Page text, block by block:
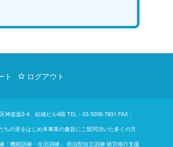
ト ログアウト
神楽坂2-4 結城ビル4階TEL：03-5206-7831 FAX：
の里をはじめ本事業の趣旨にご賛同頂いた多くの方
機能訓練・生活訓練」 宿泊型自立訓練 就労移行支援